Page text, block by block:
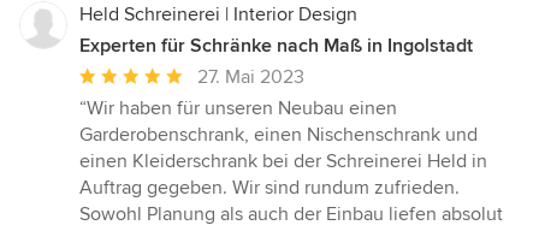
Held Schreinerei | Interior Design
Experten für Schränke nach Maß in Ingolstadt
Durchschnittliche
Bewertung:
5
von
5
Sternen
27. Mai 2023
“Wir haben für unseren Neubau einen
Garderobenschrank, einen Nischenschrank und
einen Kleiderschrank bei der Schreinerei Held in
Auftrag gegeben. Wir sind rundum zufrieden.
Sowohl Planung als auch der Einbau liefen absolut